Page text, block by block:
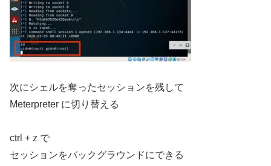
次にシェルを奪ったセッションを残して
Meterpreter に切り替える
ctrl + z で
セッションをバックグラウンドにできる